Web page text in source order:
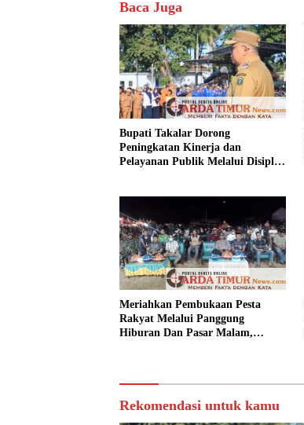
Baca Juga
Bupati Takalar Dorong
Peningkatan Kinerja dan
Pelayanan Publik Melalui Disiplin
Meriahkan Pembukaan Pesta
Rakyat Melalui Panggung
Hiburan Dan Pasar Malam,
Rekomendasi untuk kamu